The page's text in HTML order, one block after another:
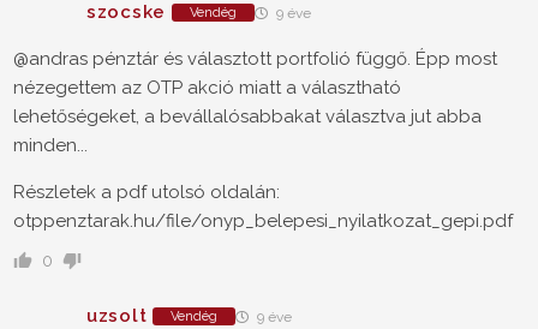
szocske Vendég 9 éve
@andras pénztár és választott portfolió függő. Épp most
nézegettem az OTP akció miatt a választható
lehetőségeket, a bevállalósabbakat választva jut abba
minden...
Részletek a pdf utolsó oldalán:
otppenztarak.hu/file/onyp_belepesi_nyilatkozat_gepi.pdf
0
uzsolt Vendég 9 éve